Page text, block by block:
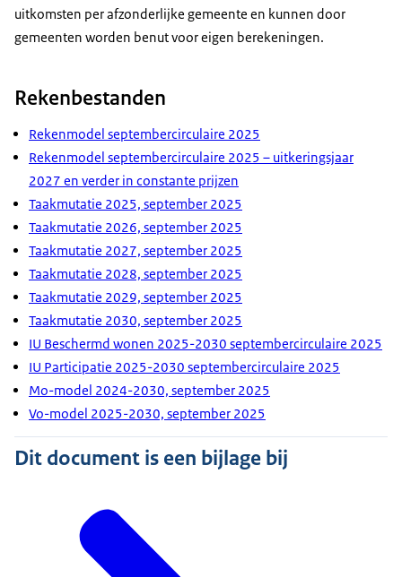
uitkomsten per afzonderlijke gemeente en kunnen door
gemeenten worden benut voor eigen berekeningen.
Rekenbestanden
Rekenmodel septembercirculaire 2025
Rekenmodel septembercirculaire 2025 – uitkeringsjaar
2027 en verder in constante prijzen
Taakmutatie 2025, september 2025
Taakmutatie 2026, september 2025
Taakmutatie 2027, september 2025
Taakmutatie 2028, september 2025
Taakmutatie 2029, september 2025
Taakmutatie 2030, september 2025
IU Beschermd wonen 2025-2030 septembercirculaire 2025
IU Participatie 2025-2030 septembercirculaire 2025
Mo-model 2024-2030, september 2025
Vo-model 2025-2030, september 2025
Dit document is een bijlage bij